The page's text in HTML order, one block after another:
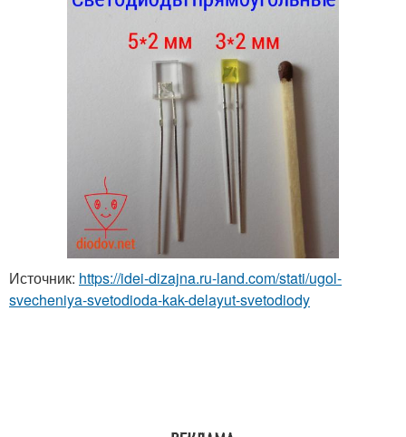
Источник: https://idei-dizajna.ru-land.com/stati/ugol-
svecheniya-svetodioda-kak-delayut-svetodiody